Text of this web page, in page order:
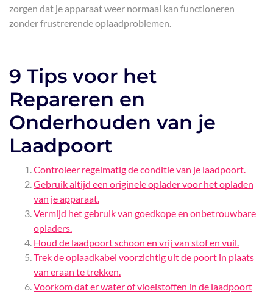
zorgen dat je apparaat weer normaal kan functioneren
zonder frustrerende oplaadproblemen.
9 Tips voor het
Repareren en
Onderhouden van je
Laadpoort
Controleer regelmatig de conditie van je laadpoort.
Gebruik altijd een originele oplader voor het opladen
van je apparaat.
Vermijd het gebruik van goedkope en onbetrouwbare
opladers.
Houd de laadpoort schoon en vrij van stof en vuil.
Trek de oplaadkabel voorzichtig uit de poort in plaats
van eraan te trekken.
Voorkom dat er water of vloeistoffen in de laadpoort